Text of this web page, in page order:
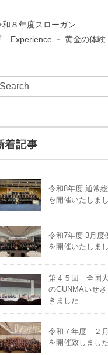
和８年度スローガン
Experience － 黄金の体
着記事
令和8年度 通常
を開催いたしま
令和7年度 3月度
を開催いたしま
第４５回 全国
のGUNMAいせ
きました
令和７年度 ２
を開催致しました